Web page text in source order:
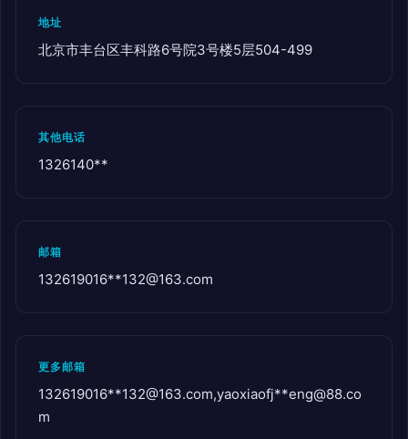
地址
北京市丰台区丰科路6号院3号楼5层504-499
其他电话
1326140**
邮箱
132619016**132@163.com
更多邮箱
132619016**132@163.com,yaoxiaofj**eng@88.co
m